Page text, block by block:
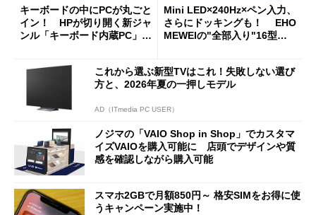
キーボードの中にPCが丸ごと
イン！ HPが切り開く新ジャ
ンル「キーボード内蔵PC」の
Mini LED×240Hz×ペン入力、
さらにドッキングも！ EHO
MEWEIの"全部入り"16型モ
これから選ぶ新型TVはこれ！失敗しない選び
方と、2026年夏の一押しモデル
AD（ITmedia PC USER）
ノジマの「VAIO Shop in Shop」でカスタマ
イズVAIOを購入可能に 店頭でデザインや質
感を確認しながら購入可能
スマホ2GBで月額850円～ 格安SIMをお得に使
うキャンペーン実施中！